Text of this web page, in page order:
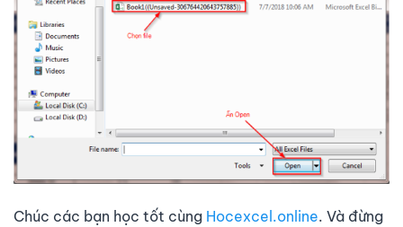
Chúc các bạn học tốt cùng Hocexcel.online. Và đừng